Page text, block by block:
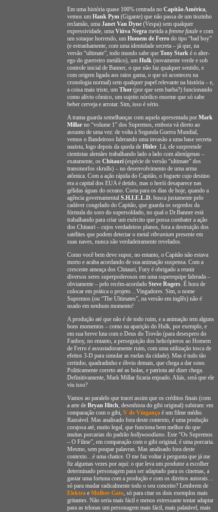
Em uma história quase 100% centrada no Capitão América,
vemos um Hank Pym (Gigante) que não passa de um tiozinho
reclamão, uma Janet Van Dyne (Vespa) sem qualquer
expressividade, uma Viúva Negra metida a femme fatale e com
um sotaque horrendo, um Homem de Ferro do tipo “bad boy”
(e estranhamente, com uma identidade secreta – já que, na
versão “ultimate”, todo mundo sabe que Tony Stark é o alter-
ego do guerreiro metálico), um Hulk (novamente verde e sob
controle inicial de Banner, o que não faz qualquer sentido, e
com origem ligada aos raios gama, o que só aconteceu na
cronologia normal) sem qualquer papel relevante na história – e,
a coisa mais triste, um Thor (por que sem barba?) funcionando
como alívio cômico, um sujeito nórdico enorme que só sabe
beber cerveja e arrotar. Sim, isso é sério.
A trama guarda semelhanças com aquela apresentada por Mark
Millar no “volume 1” dos Supremos, embora vá direto ao
assunto de uma vez: de volta à Segunda Guerra Mundial,
vemos o Bandeiroso liderando uma invasão a uma base secreta
nazista, logo depois da queda de Hitler. Lá, ele surpreende
cientistas alemães trabalhando lado a lado com alienígenas –
exatamente, os Chitauri (espécie de versão “ultimate” dos
transmorfos skrulls) – no desenvolvimento de uma arma
atômica. Com a ação rápida do Capitão, o foguete cujo destino
era a capital dos EUA é detido, mas o herói desaparece nas
gélidas águas do oceano. Corta para os dias de hoje, quando a
agência governamental S.H.I.E.L.D. busca justamente pelo
cadáver congelado do Capitão, que guarda os segredos da
fórmula do soro do supersoldado, no qual o Dr.Banner está
trabalhando para criar um exército que possa combater a ação
dos Chitauri – cujos verdadeiros planos, fora a destruição dos
satélites que podem detectar o metal vibranium presente em
suas naves, nunca são verdadeiramente revelados.
Como você bem deve supor, no entanto, o Capitão não estava
morto e acaba acordando de sua animação suspensa. Com a
crescente ameaça dos Chitauri, Fury é obrigado a reunir
diversos seres superpoderosos em uma superequipe liderada –
obviamente – pelo recém-acordado Steve Rogers. É hora de
colocar em prática o projeto…Vingadores. Sim, o nome
Supremos (ou “The Ultimates”, na versão em inglês) não é
usado em nenhum momento!
A produção até que não é de todo ruim, e a animação tem alguns
bons momentos – como na aparição do Hulk, por exemplo, e
em sua breve luta com o Deus do Trovão (para desespero do
Fanboy, no entanto, a perseguição dos helicópteros ao Homem
de Ferro é assustadoramente ruim, com uma utilização tosca de
efeitos 3-D para simular as ruelas da cidade). Mas é tudo tão
certinho, quadradinho e óbvio demais, que chega a dar sono.
Politicamente correto até as bolas, e patriota até dizer chega.
Definitivamente, Mark Millar ficaria enjoado. Aliás, será que ele
viu isso?
Vamos ao paralelo que tracei assim que os créditos finais (com
a arte de Bryan Hitch, desenhista do gibi original) subiram: em
comparação com o gibi, V de Vingança é um filme médio.
Razoável. Mas analisado fora deste contexto, é uma produção
corajosa até, muito legal, que funciona bem melhor do que
muitas porcarias do padrão hollywoodiano. Este “Os Supremos
– O Filme”, em comparação com o gibi original, é uma porcaria.
Mesmo, sem poupar palavras. Mas analisado fora deste
contexto…é uma chatice. O me faz voltar à pergunta que já me
fiz algumas vezes por aqui: o que leva um produtor a escolher
determinado personagem para ser adaptado para os cinemas, a
gastar uma fortuna com a produção e com os direitos autorais…
só para mudar radicalmente todo o seu conceito? Lembrem de
Elektra e Mulher-Gato, só para citar os dois exemplos mais
gritantes. Não seria mais fácil e menos estressante tentar adaptar
para as telonas um personagem mais fácil, mais palatável, mais